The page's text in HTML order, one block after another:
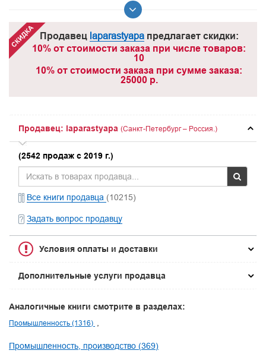
Продавец laparastyapaпредлагает скидки:
10% от стоимости заказа при числе товаров:
10
10% от стоимости заказа при сумме заказа:
25000 р.
Продавец: laparastyapa (Санкт-Петербург – Россия.)
(2542 продаж с 2019 г.)
Все книги продавца (10215)
Задать вопрос продавцу
Условия оплаты и доставки
Дополнительные услуги продавца
Аналогичные книги смотрите в разделах:
Промышленность (1316)
Промышленность, производство (369)